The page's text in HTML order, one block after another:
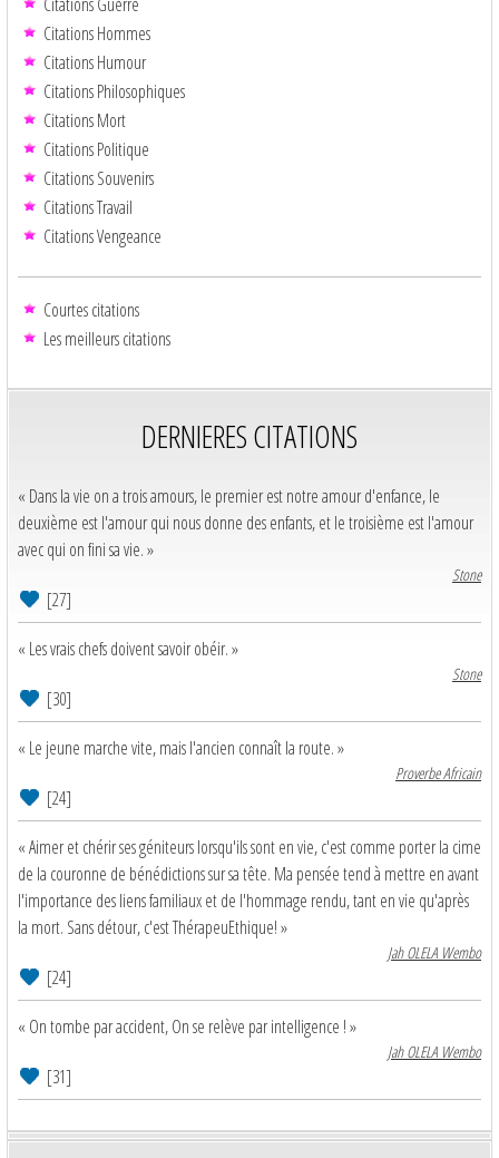
Citations Hommes
Citations Humour
Citations Philosophiques
Citations Mort
Citations Politique
Citations Souvenirs
Citations Travail
Citations Vengeance
Courtes citations
Les meilleurs citations
DERNIERES CITATIONS
« Dans la vie on a trois amours, le premier est notre amour d'enfance, le
deuxième est l'amour qui nous donne des enfants, et le troisième est l'amour
avec qui on fini sa vie. »
Stone
[27]
« Les vrais chefs doivent savoir obéir. »
Stone
[30]
« Le jeune marche vite, mais l'ancien connaît la route. »
Proverbe Africain
[24]
« Aimer et chérir ses géniteurs lorsqu'ils sont en vie, c'est comme porter la cime
de la couronne de bénédictions sur sa tête. Ma pensée tend à mettre en avant
l'importance des liens familiaux et de l'hommage rendu, tant en vie qu'après
la mort. Sans détour, c'est ThérapeuEthique! »
Jah OLELA Wembo
[24]
« On tombe par accident, On se relève par intelligence ! »
Jah OLELA Wembo
[31]